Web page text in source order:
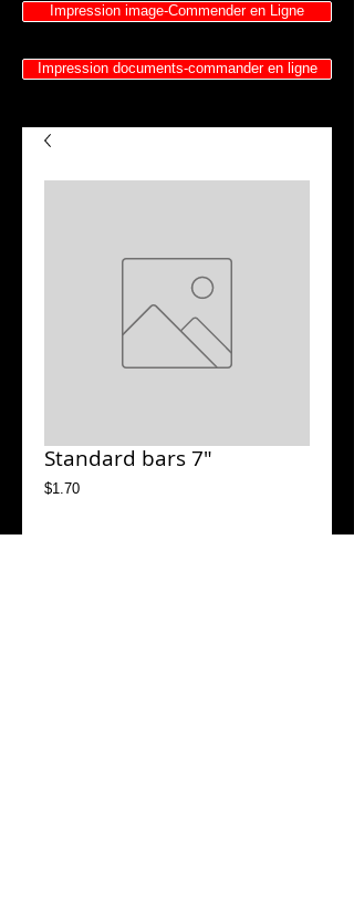
Impression image-Commender en Ligne
Impression documents-commander en ligne
Standard bars 7"
$1.70Price